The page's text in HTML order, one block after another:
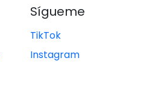
Sígueme
TikTok
Instagram